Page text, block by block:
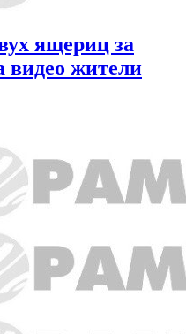
ящериц за
видео жители